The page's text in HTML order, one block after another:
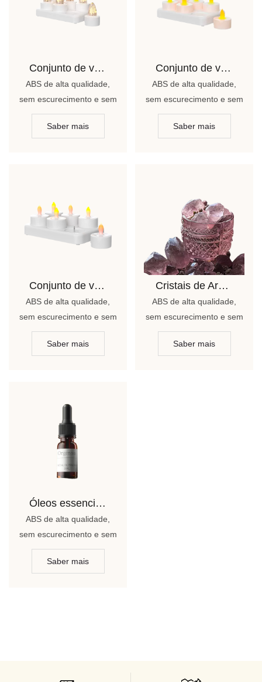
Conjunto de velas CS01
ABS de alta qualidade,
sem escurecimento e sem
manchas, elegante e
bonito
Saber mais
Conjunto de velas CS02
ABS de alta qualidade,
sem escurecimento e sem
manchas, elegante e
bonito
Saber mais
Conjunto de velas CS03
ABS de alta qualidade,
sem escurecimento e sem
manchas, elegante e
bonito
Saber mais
Cristais de Aroma
ABS de alta qualidade,
sem escurecimento e sem
manchas, elegante e
bonito
Saber mais
Óleos essenciais
ABS de alta qualidade,
sem escurecimento e sem
manchas, elegante e
bonito
Saber mais